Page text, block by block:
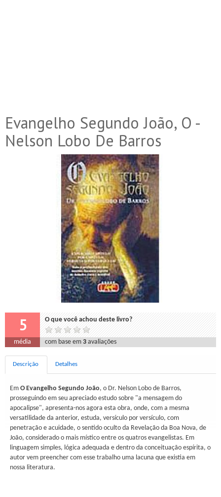
Evangelho Segundo João, O -
Nelson Lobo De Barros
5 O que você achou deste livro?
média com base em3 avaliações
Descrição Detalhes
Em O Evangelho Segundo João, o Dr. Nelson Lobo de Barros,
prosseguindo em seu apreciado estudo sobre "a mensagem do
apocalipse", apresenta-nos agora esta obra, onde, com a mesma
versatilidade da anterior, estuda, versículo por versículo, com
penetração e acuidade, o sentido oculto da Revelação da Boa Nova, de
João, considerado o mais místico entre os quatros evangelistas. Em
linguagem simples, lógica adequada e dentro da conceituação espírita, o
autor vem preencher com esse trabalho uma lacuna que existia em
nossa literatura.